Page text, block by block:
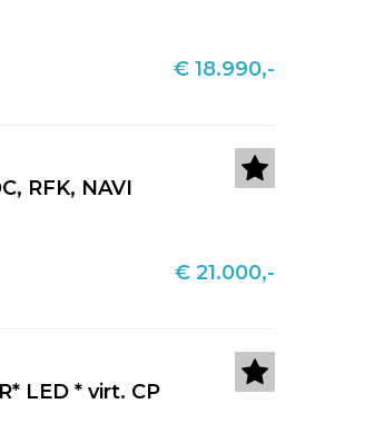
€ 18.990,-
RFK, NAVI
€ 21.000,-
LED * virt. CP